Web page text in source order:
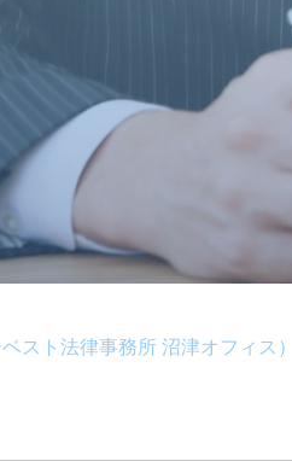
スト法律事務所 沼津オフィス）